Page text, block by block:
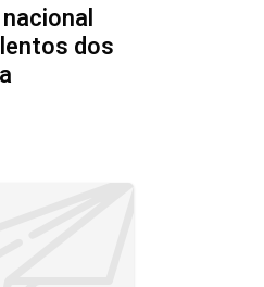
dos